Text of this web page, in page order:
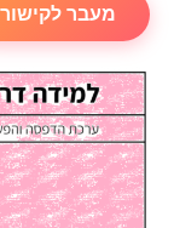
מעבר לקישור